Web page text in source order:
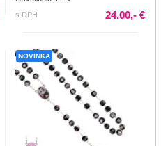
s DPH
24.00,- €
NOVINKA